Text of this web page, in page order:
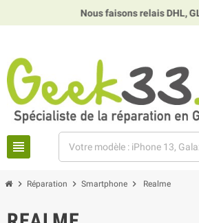
Nous faisons relais DHL,
view_headline
chevron_right Réparation chevron_right Smartphone chevron_right Realme